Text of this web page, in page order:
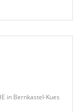
in Bernkastel-Kues